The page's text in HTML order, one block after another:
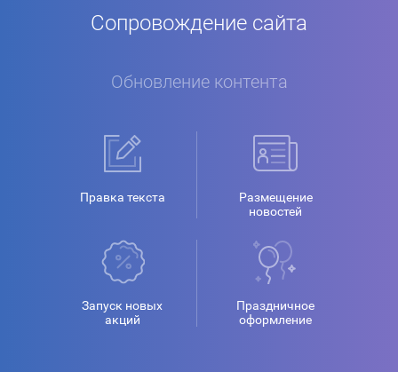
Сопровождение сайта
Обновление контента
Правка текста
Размещение
новостей
Запуск новых
акций
Праздничное
оформление